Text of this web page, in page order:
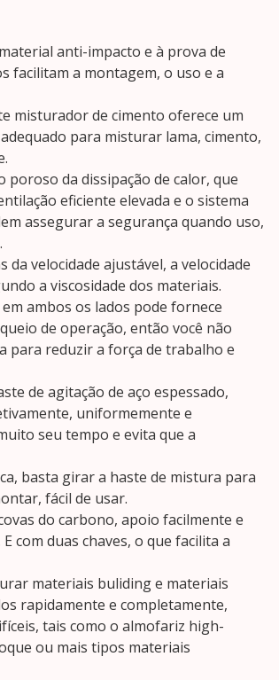
anti-impacto e à prova de
facilitam a montagem, o uso e a
misturador de cimento oferece um
para misturar lama, cimento,
poroso da dissipação de calor, que
eficiente elevada e o sistema
assegurar a segurança quando uso,
da velocidade ajustável, a velocidade
a viscosidade dos materiais.
ambos os lados pode fornece
de operação, então você não
para reduzir a força de trabalho e
de agitação de aço espessado,
uniformemente e
seu tempo e evita que a
basta girar a haste de mistura para
fácil de usar.
do carbono, apoio facilmente e
com duas chaves, o que facilita a
materiais buliding e materiais
rapidamente e completamente,
tais como o almofariz high-
ou mais tipos materiais